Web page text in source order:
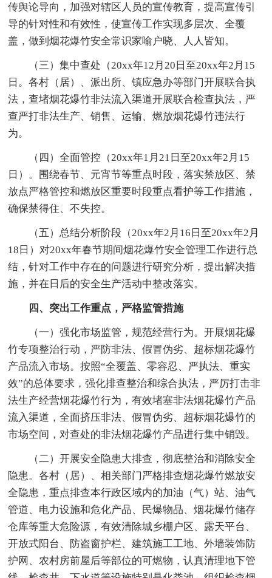
传舆论导向，加强对辖区人员的宣传教育，提高宣传引
导的针对性和有效性，使宣传工作实现多层次、全覆
盖，做到烟花爆竹安全常识家喻户晓、人人皆知。
（三）集中查处（20xx年12月20日至20xx年2月15
日。各村（居）、派出所、镇应急办等部门开展联合执
法，查堵烟花爆竹非法流入渠道开展联合检查执法，严
查严打非法生产、销售、运输、燃放烟花爆竹违法行
为。
（四）全面管控（20xx年1月21日至20xx年2月15
日）。围绕春节、元宵节等重点时段，落实禁放区、禁
放点严格管控和燃放区重要时段重点看护等工作措施，
确保禁得住、不失控。
（五）总结分析阶段（20xx年2月16日至20xx年2月
18日）对20xx年春节期间烟花爆竹安全管理工作进行总
结，针对工作中存在的问题进行研究分析，提出解决措
施，并在日后的安全生产活动中整改落实。
四、突出工作重点，严格监管措施
（一）强化市场监管，规范经营行为。开展烟花爆
竹专项整治行动，严防非法、假冒伪劣、超标烟花爆竹
产品流入市场。按照“全覆盖、零容忍、严执法、重实
效”的总体要求，强化排查整治和综合执法，严厉打击非
法生产经营烟花爆竹行为，有效堵塞非法烟花爆竹产品
流入渠道，全面挤压非法、假冒伪劣、超标烟花爆竹的
市场空间，对查处的非法烟花爆竹产品进行集中销毁。
（二）开展安全隐患大排查，彻底整治和消除安全
隐患。各村（居）、相关部门严格排查烟花爆竹燃放安
全隐患，重点排查本行政区域内的加油（气）站、油气
管道、电力设施和危化产品、民爆物品、烟花爆竹储存
仓库等重大危险源，有效清除城乡棚户区、露天平台、
开放式阳台、防盗窗护栏、建筑施工工地、外墙装饰防
护网、农村房前屋后等部位的可燃物，认真清理地下管